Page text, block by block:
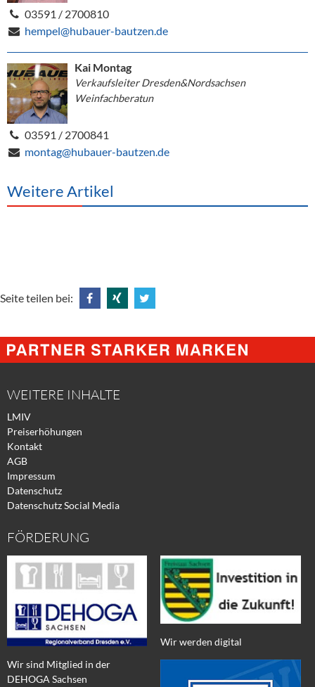
Hygieneartikel & Desinfektion
03591 / 2700810
hempel@hubauer-bautzen.de
Kai Montag
Verkaufsleiter Dresden&Nordsachsen
Weinfachberatun
03591 / 2700841
montag@hubauer-bautzen.de
Weitere Artikel
Seite teilen bei:
@
Facebook
@
Xing
@
Twitter
WEITERE INHALTE
LMIV
Preiserhöhungen
Kontakt
AGB
Impressum
Datenschutz
Datenschutz Social Media
FÖRDERUNG
Wir sind Mitglied in der
DEHOGA Sachsen
Wir werden digital